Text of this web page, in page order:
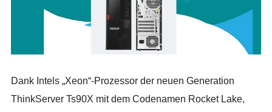
Dank Intels „Xeon“-Prozessor der neuen Generation
ThinkServer Ts90X mit dem Codenamen Rocket Lake,